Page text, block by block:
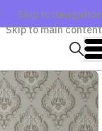
Skip to navigation
Skip to main content